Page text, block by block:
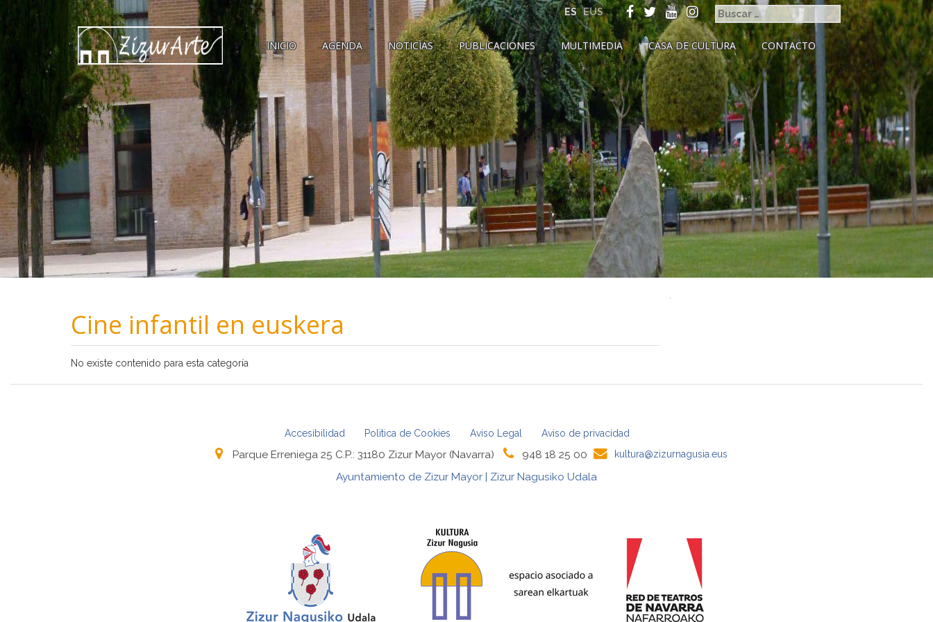
ES EUS
INICIO AGENDA NOTICIAS PUBLICACIONES MULTIMEDIA CASA DE CULTURA CONTACTO
Cine infantil en euskera
No existe contenido para esta categoría
Accesibilidad Politica de Cookies Aviso Legal Aviso de privacidad
Parque Erreniega 25 C.P.: 31180 Zizur Mayor (Navarra) 948 18 25 00 kultura@zizurnagusia.eus
Ayuntamiento de Zizur Mayor | Zizur Nagusiko Udala